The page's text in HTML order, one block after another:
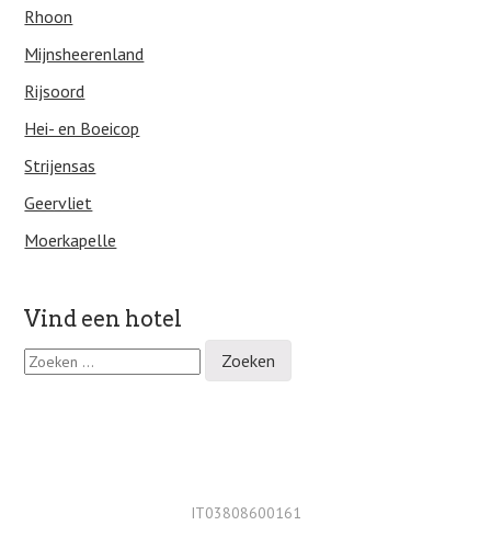
Rhoon
Mijnsheerenland
Rijsoord
Hei- en Boeicop
Strijensas
Geervliet
Moerkapelle
Vind een hotel
Z
o
IT03808600161